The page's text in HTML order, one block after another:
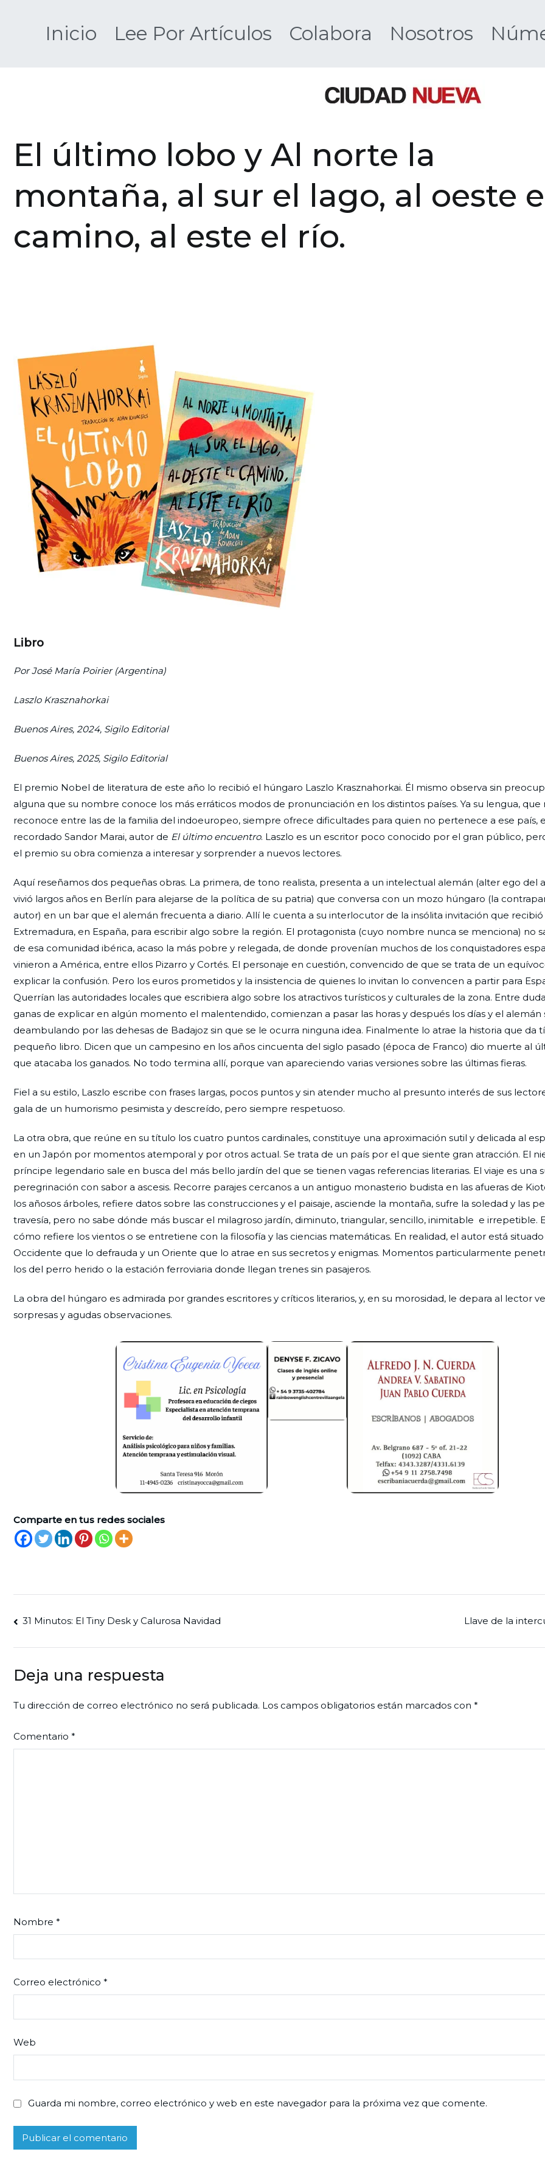
Inicio Lee Por Artículos Colabora Nosotros
El último lobo y Al norte la
montaña, al sur el lago, al oeste
camino, al este el río.
Libro
PorJosé María Poirier (Argentina)
Laszlo Krasznahorkai
Buenos Aires, 2024, Sigilo Editorial
Buenos Aires, 2025, Sigilo Editorial
El premio Nobel de literatura de este año lo recibió el húngaro Laszlo Krasznahorkai. Él mismo observa sin
alguna que su nombre conoce los más erráticos modos de pronunciación en los distintos países. Ya su lengua, que
reconoce entre las de la familia del indoeuropeo, siempre ofrece dificultades para quien no pertenece a ese país,
recordado Sandor Marai, autor de El último encuentro. Laszlo es un escritor poco conocido por el gran público,
el premio su obra comienza a interesar y sorprender a nuevos lectores.
Aquí reseñamos dos pequeñas obras. La primera, de tono realista, presenta a un intelectual alemán (alter ego del
vivió largos años en Berlín para alejarse de la política de su patria) que conversa con un mozo húngaro (la
autor) en un bar que el alemán frecuenta a diario. Allí le cuenta a su interlocutor de la insólita invitación que recibió
Extremadura, en España, para escribir algo sobre la región. El protagonista (cuyo nombre nunca se menciona) no
de esa comunidad ibérica, acaso la más pobre y relegada, de donde provenían muchos de los conquistadores
vinieron a América, entre ellos Pizarro y Cortés. El personaje en cuestión, convencido de que se trata de un
explicar la confusión. Pero los euros prometidos y la insistencia de quienes lo invitan lo convencen a partir para
Querrían las autoridades locales que escribiera algo sobre los atractivos turísticos y culturales de la zona. Entre
ganas de explicar en algún momento el malentendido, comienzan a pasar las horas y después los días y el alemán
deambulando por las dehesas de Badajoz sin que se le ocurra ninguna idea. Finalmente lo atrae la historia que da
pequeño libro. Dicen que un campesino en los años cincuenta del siglo pasado (época de Franco) dio muerte al
que atacaba los ganados. No todo termina allí, porque van apareciendo varias versiones sobre las últimas fieras.
Fiel a su estilo, Laszlo escribe con frases largas, pocos puntos y sin atender mucho al presunto interés de sus
gala de un humorismo pesimista y descreído, pero siempre respetuoso.
La otra obra, que reúne en su título los cuatro puntos cardinales, constituye una aproximación sutil y delicada al
en un Japón por momentos atemporal y por otros actual. Se trata de un país por el que siente gran atracción. El
príncipe legendario sale en busca del más bello jardín del que se tienen vagas referencias literarias. El viaje es una
peregrinación con sabor a ascesis. Recorre parajes cercanos a un antiguo monasterio budista en las afueras de
los añosos árboles, refiere datos sobre las construcciones y el paisaje, asciende la montaña, sufre la soledad y las
travesía, pero no sabe dónde más buscar el milagroso jardín, diminuto, triangular, sencillo, inimitable e irrepetible.
cómo refiere los vientos o se entretiene con la filosofía y las ciencias matemáticas. En realidad, el autor está
Occidente que lo defrauda y un Oriente que lo atrae en sus secretos y enigmas. Momentos particularmente
los del perro herido o la estación ferroviaria donde llegan trenes sin pasajeros.
La obra del húngaro es admirada por grandes escritores y críticos literarios, y, en su morosidad, le depara al lector
sorpresas y agudas observaciones.
Comparte en tus redes sociales
Navegación
de
entradas
31 Minutos: El Tiny Desk y Calurosa Navidad Llave de la
Deja una respuesta
Tu dirección de correo electrónico no será publicada. Los campos obligatorios están marcados con *
Comentario *
Nombre *
Correo electrónico *
Web
Guarda mi nombre, correo electrónico y web en este navegador para la próxima vez que comente.